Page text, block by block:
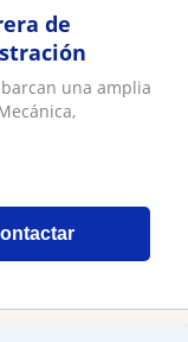
de
una amplia